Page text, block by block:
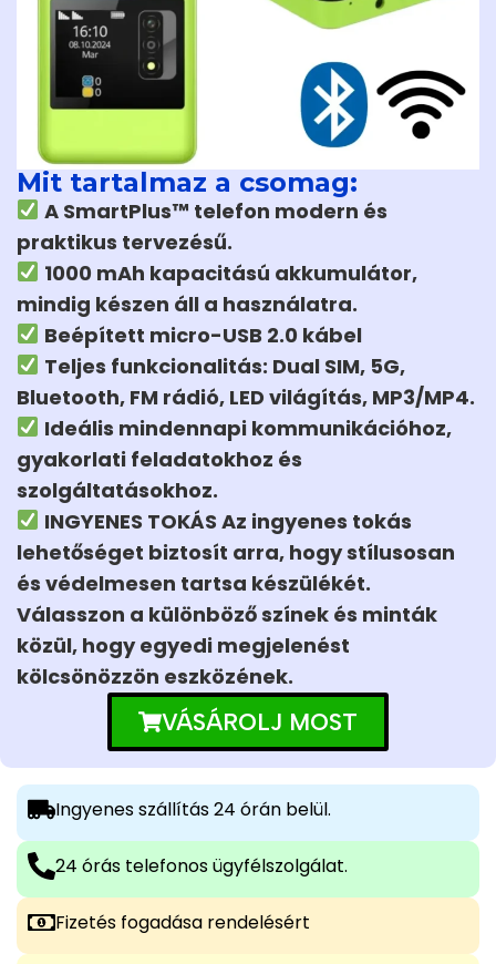
Mit tartalmaz a csomag:
A SmartPlus™ telefon modern és
praktikus tervezésű.
1000 mAh kapacitású akkumulátor,
mindig készen áll a használatra.
Beépített micro-USB 2.0 kábel
Teljes funkcionalitás: Dual SIM, 5G,
Bluetooth, FM rádió, LED világítás, MP3/MP4.
Ideális mindennapi kommunikációhoz,
gyakorlati feladatokhoz és
szolgáltatásokhoz.
INGYENES TOKÁS Az ingyenes tokás
lehetőséget biztosít arra, hogy stílusosan
és védelmesen tartsa készülékét.
Válasszon a különböző színek és minták
közül, hogy egyedi megjelenést
kölcsönözzön eszközének.
VÁSÁROLJ MOST
Ingyenes szállítás 24 órán belül.
24 órás telefonos ügyfélszolgálat.
Fizetés fogadása rendelésért